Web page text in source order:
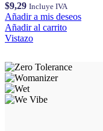
$9,29 Incluye IVA
Añadir a mis deseos
Añadir al carrito
Vistazo